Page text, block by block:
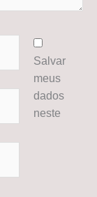
Salvar
meus
dados
neste